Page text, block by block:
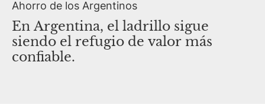
Ahorro de los Argentinos
En Argentina, el ladrillo sigue
siendo el refugio de valor más
confiable.